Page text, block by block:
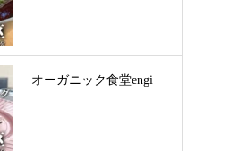
オーガニック食堂engi